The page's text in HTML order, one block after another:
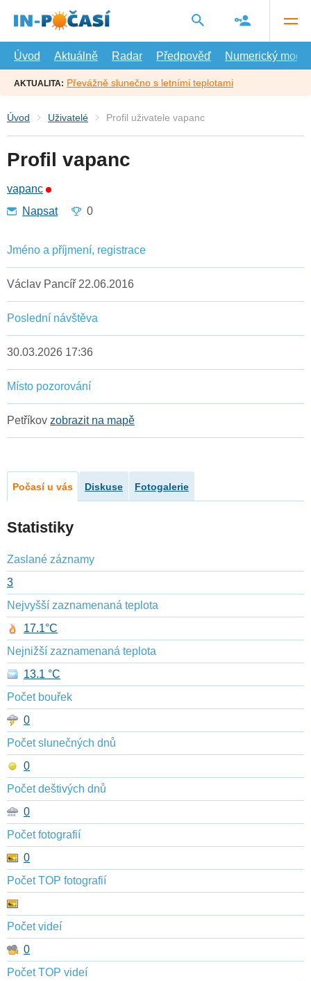
hlavní
Úvod
Aktuálně Radar Předpověď Numerický model
AKTUALITA: Převážně slunečno s letními teplotami
Úvod Uživatelé Profil uživatele vapanc
Profil vapanc
vapanc
Napsat
0
Jméno a příjmení, registrace
Václav Pancíř 22.06.2016
Poslední návštěva
30.03.2026 17:36
Místo pozorování
Petříkov zobrazit na mapě
Počasí u vás Diskuse Fotogalerie
Statistiky
Zaslané záznamy
3
Nejvyšší zaznamenaná teplota
17.1°C
Nejnižší zaznamenaná teplota
13.1 °C
Počet bouřek
0
Počet slunečných dnů
0
Počet deštivých dnů
0
Počet fotografií
0
Počet TOP fotografií
Počet videí
0
Počet TOP videí